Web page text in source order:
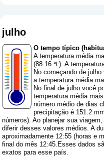
julho
O tempo típico
A temperatura média
(88.16 ℉). A
No começando de
a temperatura média
No final de julho você
temperatura média
número médio de dias
precipitação é 151.2
números). Ao planejar sua
diferir desses valores médios. A
aproximadamente 12:55 (horas e
final do mês 12:45.Esses dados
exatos para esse país.